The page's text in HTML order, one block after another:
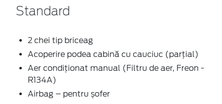
Standard
2 chei tip briceag
Acoperire podea cabină cu cauciuc (parțial)
Aer condiţionat manual (Filtru de aer, Freon -
R134A)
Airbag – pentru șofer